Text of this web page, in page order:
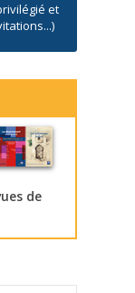
et
de